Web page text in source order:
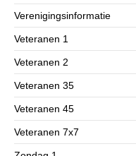
Verenigingsinformatie
Veteranen 1
Veteranen 2
Veteranen 35
Veteranen 45
Veteranen 7x7